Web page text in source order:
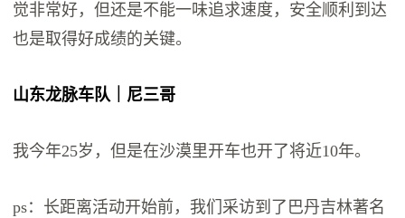
觉非常好，但还是不能一味追求速度，安全顺利到达
也是取得好成绩的关键。
山东龙脉车队｜尼三哥
我今年25岁，但是在沙漠里开车也开了将近10年。
ps：长距离活动开始前，我们采访到了巴丹吉林著名